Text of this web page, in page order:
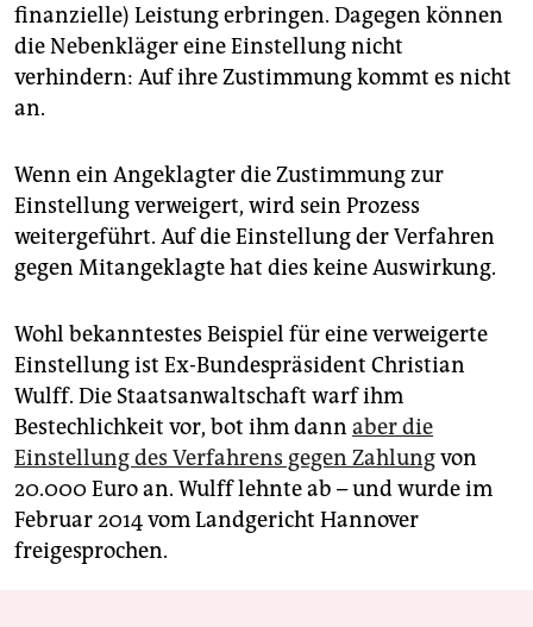
finanzielle) Leistung erbringen. Dagegen können
die Nebenkläger eine Einstellung nicht
verhindern: Auf ihre Zustimmung kommt es nicht
an.
Wenn ein Angeklagter die Zustimmung zur
Einstellung verweigert, wird sein Prozess
weitergeführt. Auf die Einstellung der Verfahren
gegen Mitangeklagte hat dies keine Auswirkung.
Wohl bekanntestes Beispiel für eine verweigerte
Einstellung ist Ex-Bundespräsident Christian
Wulff. Die Staatsanwaltschaft warf ihm
Bestechlichkeit vor, bot ihm dann aber die
Einstellung des Verfahrens gegen Zahlungvon
20.000 Euro an. Wulff lehnte ab – und wurde im
Februar 2014 vom Landgericht Hannover
freigesprochen.